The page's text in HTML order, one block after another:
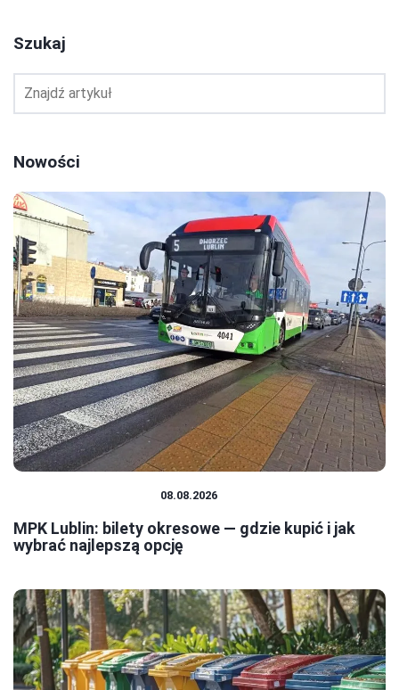
Szukaj
Nowości
08.08.2026
MPK Lublin: bilety okresowe — gdzie kupić i jak
wybrać najlepszą opcję